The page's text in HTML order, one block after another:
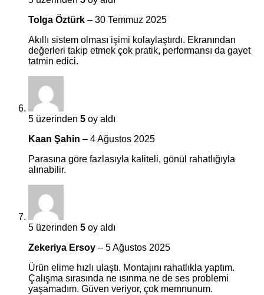
Tolga Öztürk – 30 Temmuz 2025
Akıllı sistem olması işimi kolaylaştırdı. Ekranından
değerleri takip etmek çok pratik, performansı da gayet
tatmin edici.
5 üzerinden 5 oy aldı
Kaan Şahin – 4 Ağustos 2025
Parasına göre fazlasıyla kaliteli, gönül rahatlığıyla
alınabilir.
5 üzerinden 5 oy aldı
Zekeriya Ersoy – 5 Ağustos 2025
Ürün elime hızlı ulaştı. Montajını rahatlıkla yaptım.
Çalışma sırasında ne ısınma ne de ses problemi
yaşamadım. Güven veriyor, çok memnunum.